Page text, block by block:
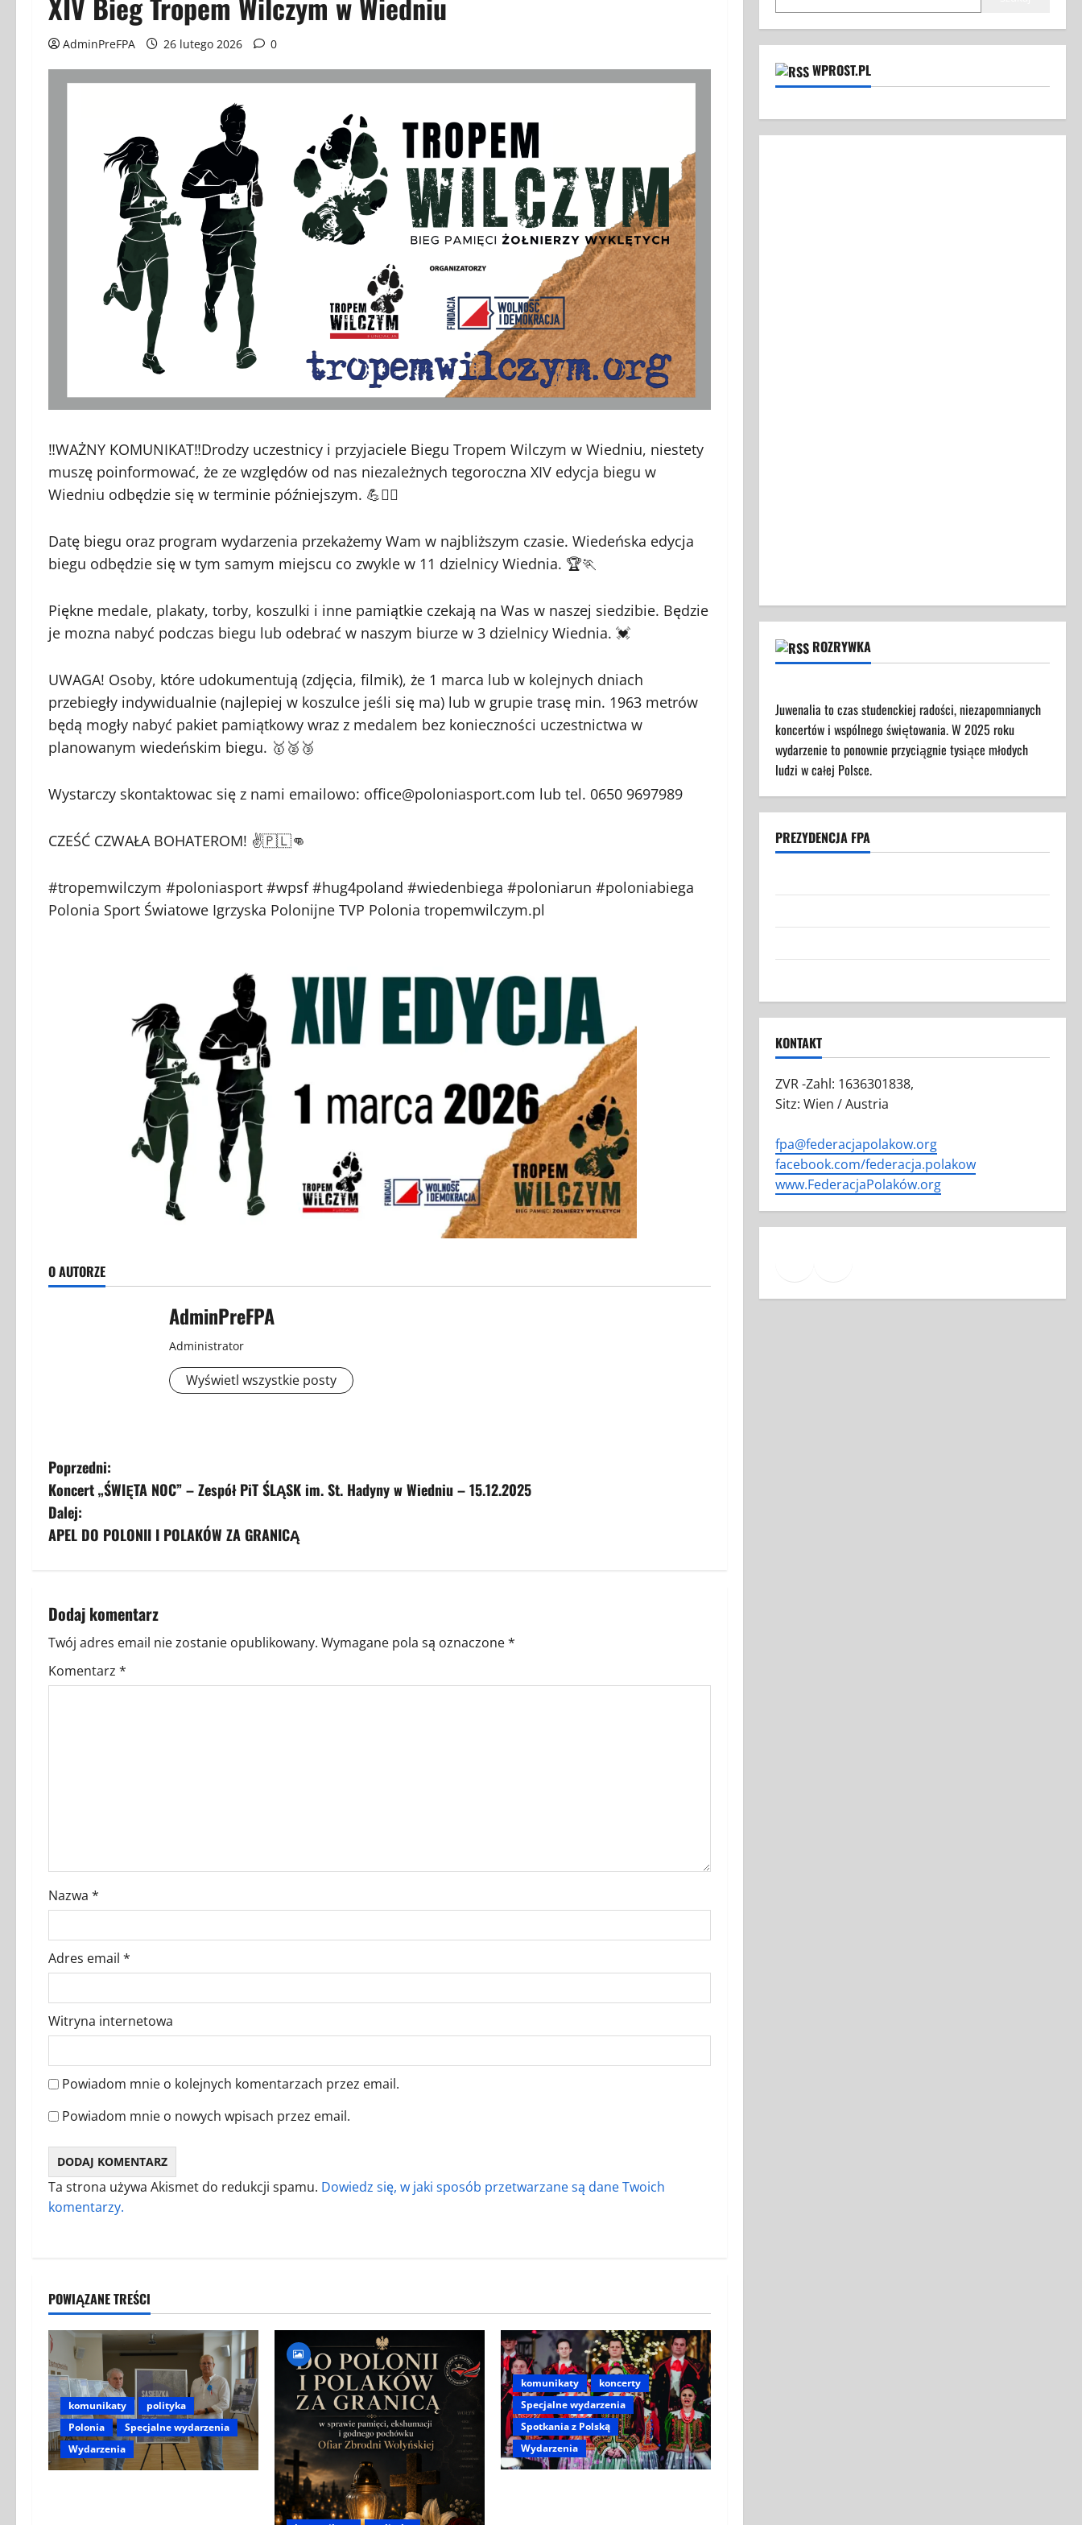
AdminPreFPA 26 lutego 2026 0
‼️WAŻNY KOMUNIKAT‼️Drodzy uczestnicy i przyjaciele Biegu Tropem Wilczym w Wiedniu, niestety
muszę poinformować, że ze względów od nas niezależnych tegoroczna XIV edycja biegu w
Wiedniu odbędzie się w terminie późniejszym. 💪🏃‍♀️
Datę biegu oraz program wydarzenia przekażemy Wam w najbliższym czasie. Wiedeńska edycja
biegu odbędzie się w tym samym miejscu co zwykle w 11 dzielnicy Wiednia. 🏆🏃
Piękne medale, plakaty, torby, koszulki i inne pamiątkie czekają na Was w naszej siedzibie. Będzie
je mozna nabyć podczas biegu lub odebrać w naszym biurze w 3 dzielnicy Wiednia. 💓
UWAGA! Osoby, które udokumentują (zdjęcia, filmik), że 1 marca lub w kolejnych dniach
przebiegły indywidualnie (najlepiej w koszulce jeśli się ma) lub w grupie trasę min. 1963 metrów
będą mogły nabyć pakiet pamiątkowy wraz z medalem bez konieczności uczestnictwa w
planowanym wiedeńskim biegu. 🥇🥈🥉
Wystarczy skontaktowac się z nami emailowo: office@poloniasport.com lub tel. 0650 9697989
CZEŚĆ CZWAŁA BOHATEROM! ✌️🇵🇱👊
#tropemwilczym #poloniasport #wpsf #hug4poland #wiedenbiega #poloniarun #poloniabiega
Polonia Sport Światowe Igrzyska Polonijne TVP Polonia tropemwilczym.pl
O AUTORZE
AdminPreFPA
Administrator
Wyświetl wszystkie posty
Z
o
b
c
z
w
Poprzedni:
Koncert „ŚWIĘTA NOC” – Zespół PiT ŚLĄSK im. St. Hadyny w Wiedniu – 15.12.2025
Dalej:
APEL DO POLONII I POLAKÓW ZA GRANICĄ
Dodaj komentarz
Twój adres email nie zostanie opublikowany. Wymagane pola są oznaczone*
Komentarz *
Nazwa *
Adres email *
Witryna internetowa
Powiadom mnie o kolejnych komentarzach przez email.
Powiadom mnie o nowych wpisach przez email.
Ta strona używa Akismet do redukcji spamu. Dowiedz się, w jaki sposób przetwarzane są dane Twoich
komentarzy.
POWIĄZANE TREŚCI
komunikaty
polityka
Polonia
Specjalne wydarzenia
Wydarzenia
komunikaty
koncerty
Specjalne wydarzenia
Spotkania z Polską
Wydarzenia
WPROST.PL
ROZRYWKA
Juwenalia to czas studenckiej radości, niezapomnianych
koncertów i wspólnego świętowania. W 2025 roku
wydarzenie to ponownie przyciągnie tysiące młodych
ludzi w całej Polsce.
PREZYDENCJA FPA
KONTAKT
ZVR -Zahl: 1636301838,
Sitz: Wien / Austria
fpa@federacjapolakow.org
facebook.com/federacja.polakow
www.FederacjaPolaków.org